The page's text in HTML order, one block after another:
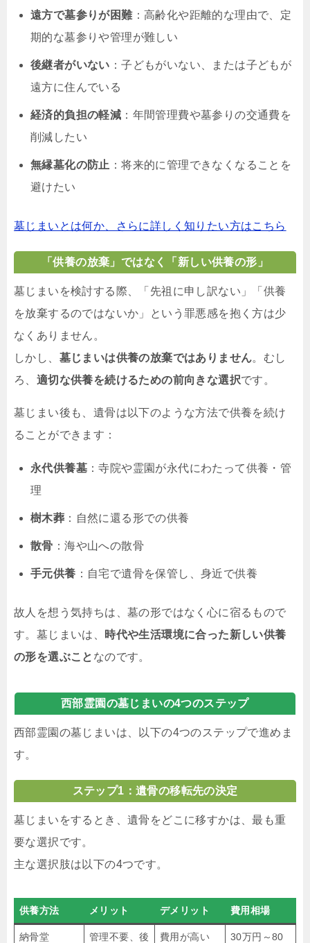
遠方で墓参りが困難：高齢化や距離的な理由で、定
期的な墓参りや管理が難しい
後継者がいない ：子どもがいない、または子どもが
遠方に住んでいる
経済的負担の軽減 ：年間管理費や墓参りの交通費を
削減したい
無縁墓化の防止 ：将来的に管理できなくなることを
避けたい
墓じまいとは何か、さらに詳しく知りたい方はこちら
「供養の放棄」ではなく「新しい供養の形」
墓じまいを検討する際、「先祖に申し訳ない」「供養
を放棄するのではないか」という罪悪感を抱く方は少
なくありません。
しかし、 墓じまいは供養の放棄ではありません。むし
ろ、 適切な供養を続けるための前向きな選択です。
墓じまい後も、遺骨は以下のような方法で供養を続け
ることができます：
永代供養墓 ：寺院や霊園が永代にわたって供養・管
理
樹木葬 ：自然に還る形での供養
散骨 ：海や山への散骨
手元供養 ：自宅で遺骨を保管し、身近で供養
故人を想う気持ちは、墓の形ではなく心に宿るもので
す。墓じまいは、
時代や生活環境に合った新しい供養
の形を選ぶこと なのです。
西部霊園の墓じまいの4つのステップ
西部霊園の墓じまいは、以下の4つのステップで進めま
す。
ステップ1：遺骨の移転先の決定
墓じまいをするとき、遺骨をどこに移すかは、最も重
要な選択です。
主な選択肢は以下の4つです。
供養方法 メリット デメリット 費用相場
納骨堂
管理不要、後
費用が高い
30万円～80